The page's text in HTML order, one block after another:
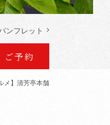
ンフレット
ご予約
メ】清芳亭本舗